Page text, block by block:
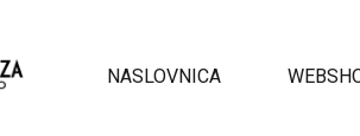
NASLOVNICA